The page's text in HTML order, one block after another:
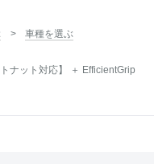
車種を選ぶ
ナット対応】 ＋ EfficientGrip